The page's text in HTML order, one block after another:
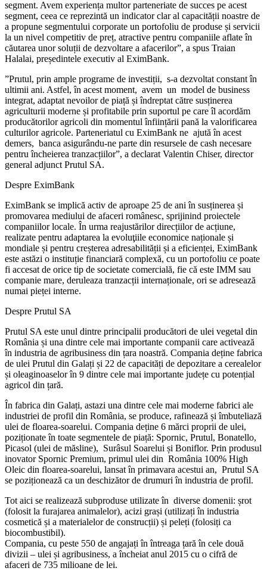
segment. Avem experiența multor parteneriate de succes pe acest
segment, ceea ce reprezintă un indicator clar al capacității noastre de
a propune segmentului corporate un portofoliu de produse și servicii
la un nivel competitiv de preț, atractive pentru companiile aflate în
căutarea unor soluții de dezvoltare a afacerilor”, a spus Traian
Halalai, președintele executiv al EximBank.
”Prutul, prin ample programe de investiții, s-a dezvoltat constant în
ultimii ani. Astfel, în acest moment, avem un model de business
integrat, adaptat nevoilor de piață și îndreptat către susținerea
agriculturii moderne și profitabile prin suportul pe care îl acordăm
producătorilor agricoli din momentul înființării pană la valorificarea
culturilor agricole. Parteneriatul cu EximBank ne ajută în acest
demers, banca asigurându-ne parte din resursele de cash necesare
pentru încheierea tranzacțiilor”, a declarat Valentin Chiser, director
general adjunct Prutul SA.
Despre EximBank
EximBank se implică activ de aproape 25 de ani în susținerea și
promovarea mediului de afaceri românesc, sprijinind proiectele
companiilor locale. În urma reajustărilor direcțiilor de acțiune,
realizate pentru adaptarea la evoluţiile economice naționale și
mondiale și pentru creșterea adresabilității și a eficienței, EximBank
este astăzi o instituție financiară complexă, cu un portofoliu ce poate
fi accesat de orice tip de societate comercială, fie că este IMM sau
companie mare, deruleaza tranzacții internaționale, ori se adresează
numai pieței interne.
Despre Prutul SA
Prutul SA este unul dintre principalii producători de ulei vegetal din
România și una dintre cele mai importante companii care activează
în industria de agribusiness din țara noastră. Compania deține fabrica
de ulei Prutul din Galați și 22 de capacități de depozitare a cerealelor
și oleaginoaselor în 9 dintre cele mai importante județe cu potențial
agricol din țară.
În fabrica din Galați, astazi una dintre cele mai moderne fabrici ale
industriei de profil din România, se produce, rafinează și îmbuteliază
ulei de floarea-soarelui. Compania deține 6 mărci proprii de ulei,
poziționate în toate segmentele de piață: Spornic, Prutul, Bonatello,
Picasol (ulei de măsline), Surâsul Soarelui și Boniflor. Prin produsul
inovator Spornic Premium, primul ulei din România 100% High
Oleic din floarea-soarelui, lansat în primavara acestui an, Prutul SA
se poziționează ca un deschizător de drumuri în industria de profil.
Tot aici se realizează subproduse utilizate în diverse domenii: șrot
(folosit la furajarea animalelor), acizi grași (utilizați în industria
cosmetică și a materialelor de construcții) și peleți (folosiți ca
biocombustibil).
Compania, cu peste 550 de angajați în întreaga țară în cele două
divizii – ulei și agribusiness, a încheiat anul 2015 cu o cifră de
afaceri de 735 milioane de lei.